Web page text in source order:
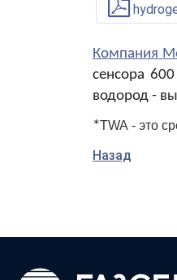
Компания
сенсора 600
водород -
*TWA - это
Назад